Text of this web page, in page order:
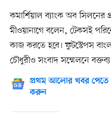
কমার্শিয়াল ব্যাংক অব সিলনের
মীওয়ানাগে বলেন, টেকসই
কাজ করতে হবে। ফুটস্টেপস
চৌধুরীও সংবাদ সম্মেলনে
প্রথম আলোর খবর
করুন